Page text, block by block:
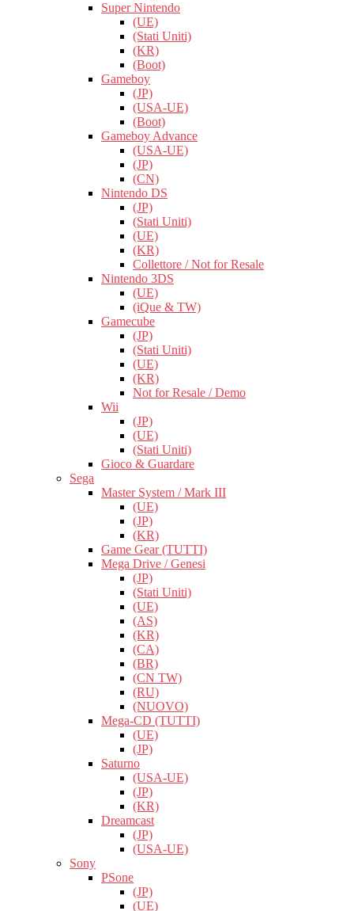
Super Nintendo
(UE)
(Stati Uniti)
(KR)
(Boot)
Gameboy
(JP)
(USA-UE)
(Boot)
Gameboy Advance
(USA-UE)
(JP)
(CN)
Nintendo DS
(JP)
(Stati Uniti)
(UE)
(KR)
Collettore / Not for Resale
Nintendo 3DS
(UE)
(iQue & TW)
Gamecube
(JP)
(Stati Uniti)
(UE)
(KR)
Not for Resale / Demo
Wii
(JP)
(UE)
(Stati Uniti)
Gioco & Guardare
Sega
Master System / Mark III
(UE)
(JP)
(KR)
Game Gear (TUTTI)
Mega Drive / Genesi
(JP)
(Stati Uniti)
(UE)
(AS)
(KR)
(CA)
(BR)
(CN TW)
(RU)
(NUOVO)
Mega-CD (TUTTI)
(UE)
(JP)
Saturno
(USA-UE)
(JP)
(KR)
Dreamcast
(JP)
(USA-UE)
Sony
PSone
(JP)
(UE)